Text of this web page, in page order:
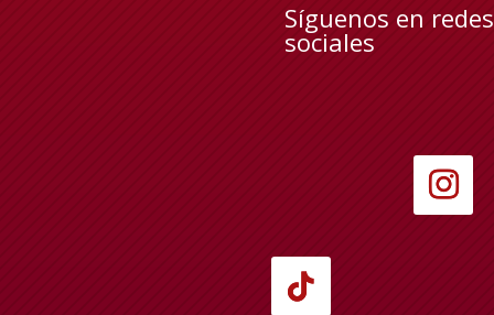
Síguenos en redes
sociales